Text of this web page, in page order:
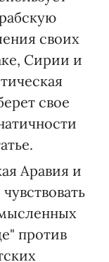
своих
Сирии и
свое
Аравия и
против